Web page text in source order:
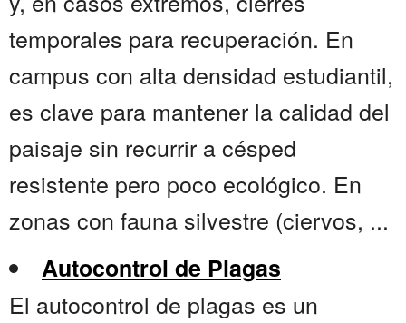
temporales para recuperación. En
campus con alta densidad estudiantil,
es clave para mantener la calidad del
paisaje sin recurrir a césped
resistente pero poco ecológico. En
zonas con fauna silvestre (ciervos, ...
Autocontrol de Plagas
El autocontrol de plagas es un